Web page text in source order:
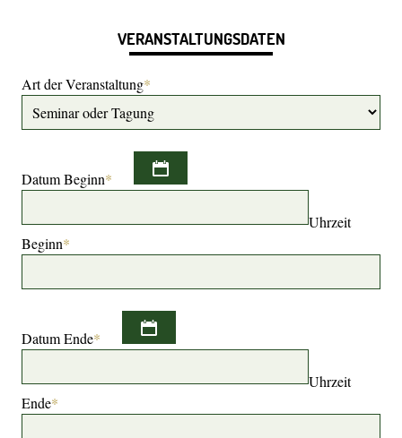
VERANSTALTUNGSDATEN
Art der Veranstaltung*
Datum Beginn*
Uhrzeit
Beginn*
Datum Ende*
Uhrzeit
Ende*